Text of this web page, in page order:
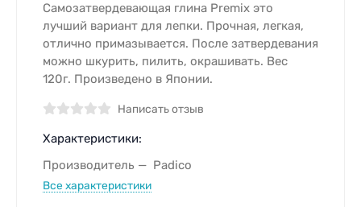
Самозатвердевающая глина Premix это
лучший вариант для лепки. Прочная, легкая,
отлично примазывается. После затвердевания
можно шкурить, пилить, окрашивать. Вес
120г. Произведено в Японии.
Написать отзыв
Характеристики:
Производитель
Padico
Все характеристики